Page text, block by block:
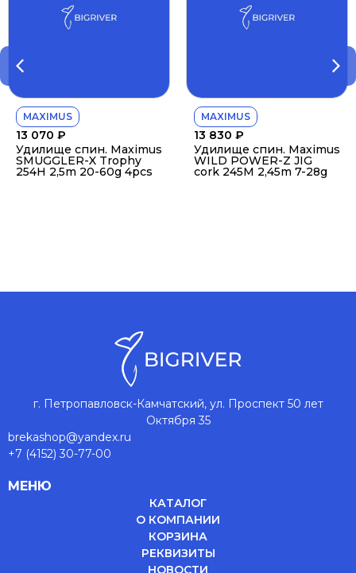
MAXIMUS
13 070 ₽
Удилище спин. Maximus
SMUGGLER-X Trophy
254H 2,5m 20-60g 4pcs
MAXIMUS
13 830 ₽
Удилище спин. Maximus
WILD POWER-Z JIG
cork 245M 2,45m 7-28g
г. Петропавловск-Камчатский, ул. Проспект 50 лет
Октября 35
brekashop@yandex.ru
+7 (4152) 30-77-00
МЕНЮ
КАТАЛОГ
О КОМПАНИИ
КОРЗИНА
РЕКВИЗИТЫ
НОВОСТИ